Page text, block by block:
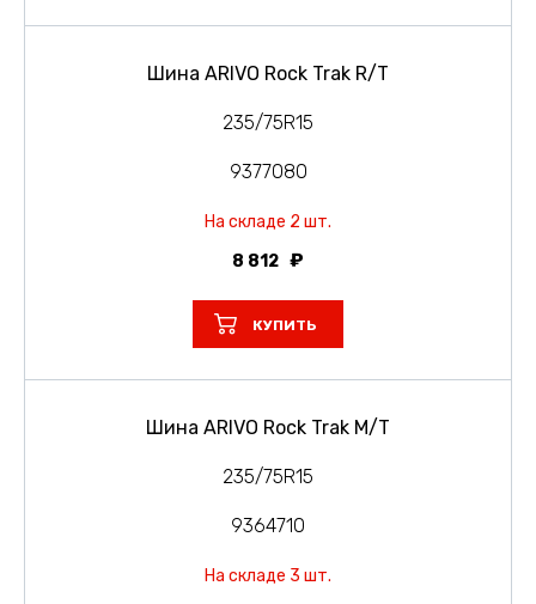
Шина ARIVO Rock Trak R/T
235/75R15
9377080
На складе 2 шт.
8 812
КУПИТЬ
Шина ARIVO Rock Trak M/T
235/75R15
9364710
На складе 3 шт.